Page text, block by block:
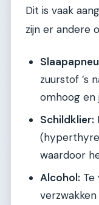
Dit is vaak
zijn er andere
zuurstof ’s
omhoog en
Schildklier:
waardoor
Alcohol: Te